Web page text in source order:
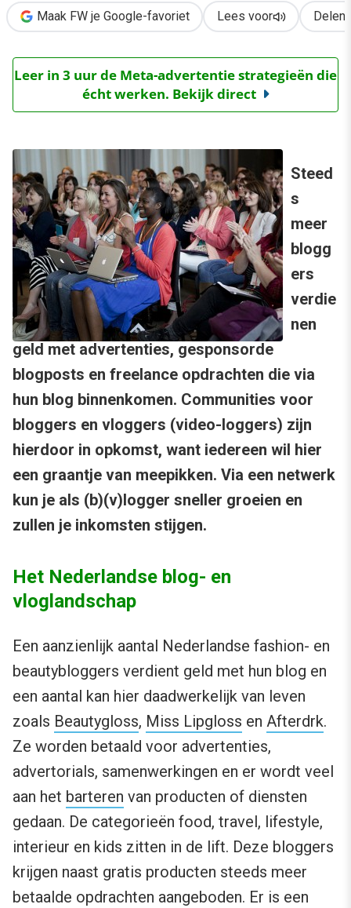
Maak FW je Google-favoriet Lees voor Delen
Leer in 3 uur de Meta-advertentie strategieën die
écht werken. Bekijk direct
Steed
s
meer
blogg
ers
verdie
nen
geld met advertenties, gesponsorde
blogposts en freelance opdrachten die via
hun blog binnenkomen. Communities voor
bloggers en vloggers (video-loggers) zijn
hierdoor in opkomst, want iedereen wil hier
een graantje van meepikken. Via een netwerk
kun je als (b)(v)logger sneller groeien en
zullen je inkomsten stijgen.
Het Nederlandse blog- en
vloglandschap
Een aanzienlijk aantal Nederlandse fashion- en
beautybloggers verdient geld met hun blog en
een aantal kan hier daadwerkelijk van leven
zoals Beautygloss, Miss Lipgloss en Afterdrk.
Ze worden betaald voor advertenties,
advertorials, samenwerkingen en er wordt veel
aan het barteren van producten of diensten
gedaan. De categorieën food, travel, lifestyle,
interieur en kids zitten in de lift. Deze bloggers
krijgen naast gratis producten steeds meer
betaalde opdrachten aangeboden. Er is een